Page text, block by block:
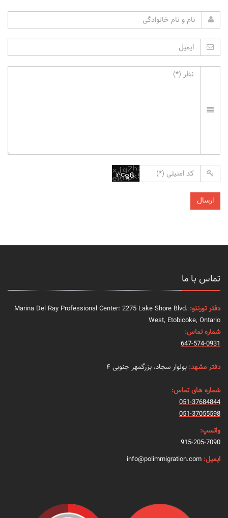
تماس با ما
دفتر تورنتو: Marina Del Ray Professional Center: 2275 Lake Shore Blvd.
West, Etobicoke, Ontario
شماره تماس:
647-574-0931
دفتر مشهد: بولوار سجاد، بزرگمهر جنوبی ۴
شماره های تماس:
051-37684844
051-37055598
واتسپ:
915-205-7090
ایمیل: